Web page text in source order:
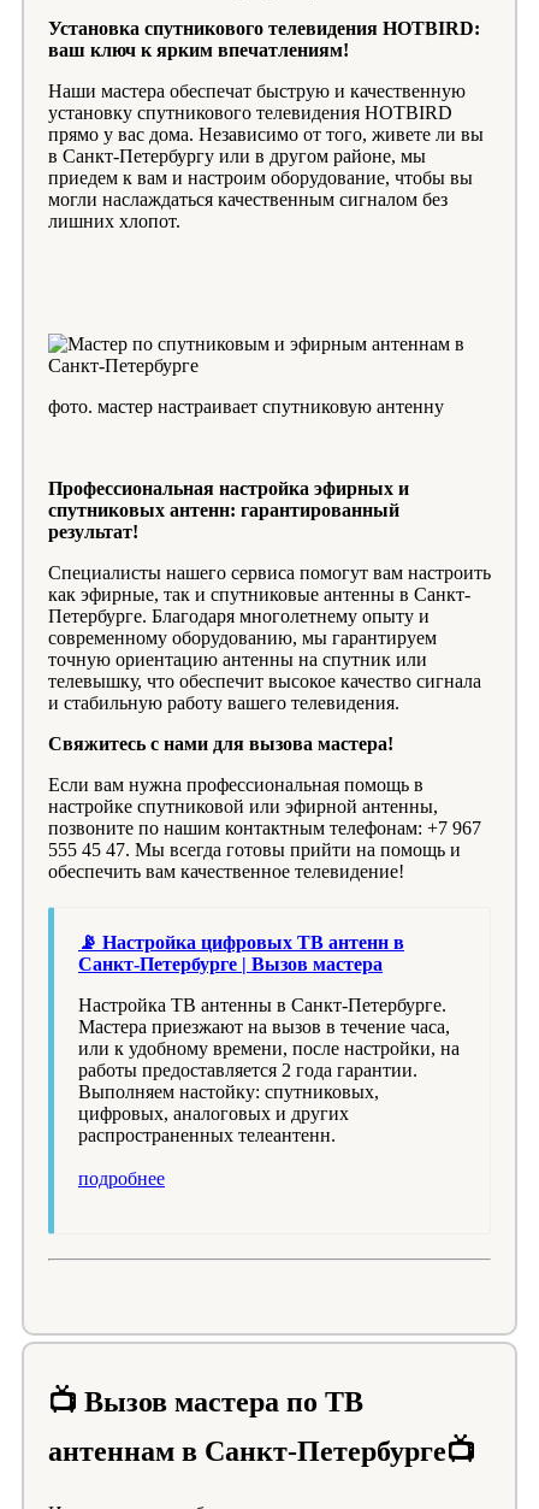
Установка спутникового телевидения HOTBIRD:
ваш ключ к ярким впечатлениям!
Наши мастера обеспечат быструю и качественную
установку спутникового телевидения HOTBIRD
прямо у вас дома. Независимо от того, живете ли вы
в Санкт-Петербургу или в другом районе, мы
приедем к вам и настроим оборудование, чтобы вы
могли наслаждаться качественным сигналом без
лишних хлопот.
фото. мастер настраивает спутниковую антенну
Профессиональная настройка эфирных и
спутниковых антенн: гарантированный
результат!
Специалисты нашего сервиса помогут вам настроить
как эфирные, так и спутниковые антенны в Санкт-
Петербурге. Благодаря многолетнему опыту и
современному оборудованию, мы гарантируем
точную ориентацию антенны на спутник или
телевышку, что обеспечит высокое качество сигнала
и стабильную работу вашего телевидения.
Свяжитесь с нами для вызова мастера!
Если вам нужна профессиональная помощь в
настройке спутниковой или эфирной антенны,
позвоните по нашим контактным телефонам: +7 967
555 45 47. Мы всегда готовы прийти на помощь и
обеспечить вам качественное телевидение!
📡 Настройка цифровых ТВ антенн в
Санкт-Петербурге | Вызов мастера
Настройка ТВ антенны в Санкт-Петербурге.
Мастера приезжают на вызов в течение часа,
или к удобному времени, после настройки, на
работы предоставляется 2 года гарантии.
Выполняем настойку: спутниковых,
цифровых, аналоговых и других
распространенных телеантенн.
подробнее
📺 Вызов мастера по ТВ
антеннам в Санкт-Петербурге📺